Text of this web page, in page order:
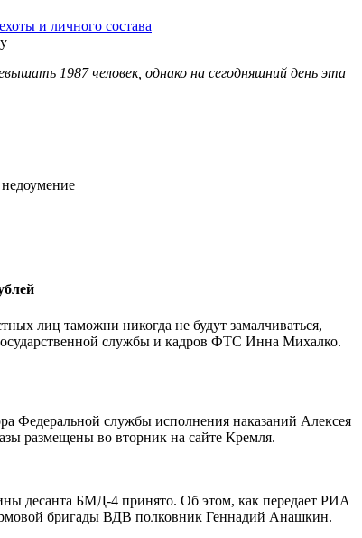
и личного состава
1987 человек, однако на сегодняшний день эта
лиц таможни никогда не будут замалчиваться,
службы и кадров ФТС Инна Михалко.
Федеральной службы исполнения наказаний Алексея
размещены во вторник на сайте Кремля.
десанта БМД-4 принято. Об этом, как передает РИА
бригады ВДВ полковник Геннадий Анашкин.